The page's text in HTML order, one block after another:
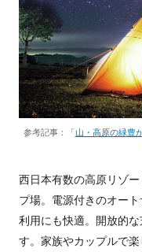
参考記事：「 山・高原の緑豊
西日本有数の高原リゾ
プ場。電源付きのオー
利用にも快適。開放的
す。家族やカップルで